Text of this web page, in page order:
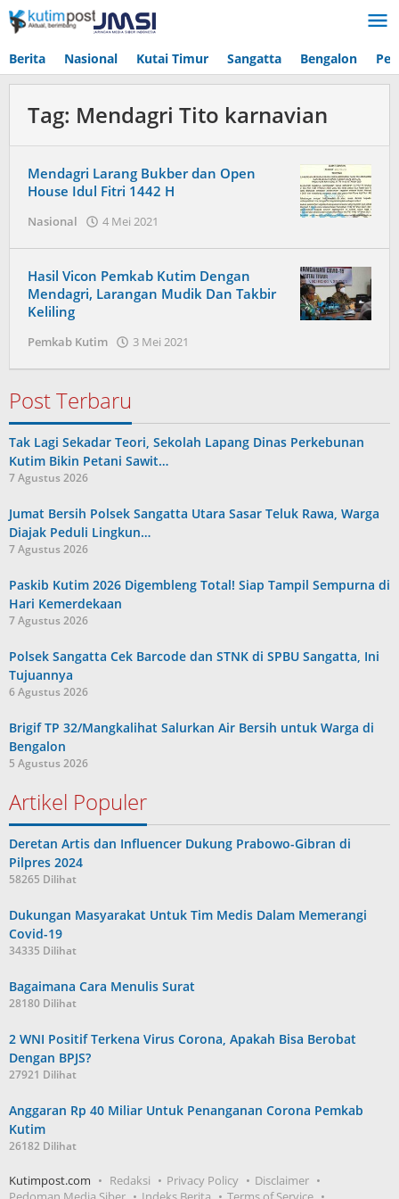
Lewati
ke
Berita Nasional Kutai Timur Sangatta Bengalon
Tag: Mendagri Tito karnavian
Mendagri Larang Bukber dan Open
House Idul Fitri 1442 H
Nasional 4 Mei 2021
Hasil Vicon Pemkab Kutim Dengan
Mendagri, Larangan Mudik Dan Takbir
Keliling
Pemkab Kutim 3 Mei 2021
Post Terbaru
Tak Lagi Sekadar Teori, Sekolah Lapang Dinas Perkebunan
Kutim Bikin Petani Sawit…
7 Agustus 2026
Jumat Bersih Polsek Sangatta Utara Sasar Teluk Rawa, Warga
Diajak Peduli Lingkun…
7 Agustus 2026
Paskib Kutim 2026 Digembleng Total! Siap Tampil Sempurna di
Hari Kemerdekaan
7 Agustus 2026
Polsek Sangatta Cek Barcode dan STNK di SPBU Sangatta, Ini
Tujuannya
6 Agustus 2026
Brigif TP 32/Mangkalihat Salurkan Air Bersih untuk Warga di
Bengalon
5 Agustus 2026
Artikel Populer
Deretan Artis dan Influencer Dukung Prabowo-Gibran di
Pilpres 2024
58265 Dilihat
Dukungan Masyarakat Untuk Tim Medis Dalam Memerangi
Covid-19
34335 Dilihat
Bagaimana Cara Menulis Surat
28180 Dilihat
2 WNI Positif Terkena Virus Corona, Apakah Bisa Berobat
Dengan BPJS?
27921 Dilihat
Anggaran Rp 40 Miliar Untuk Penanganan Corona Pemkab
Kutim
26182 Dilihat
Kutimpost.com Redaksi Privacy Policy
Disclaimer